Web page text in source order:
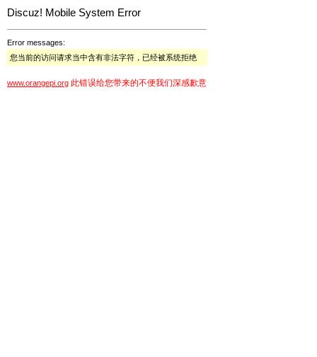
Discuz! Mobile System Error
Error messages:
您当前的访问请求当中含有非法字符，已经被系统拒绝
www.orangepi.org 此错误给您带来的不便我们深感歉意